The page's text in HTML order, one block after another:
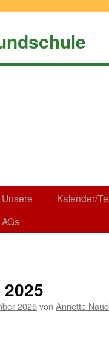
Unsere
AGs
Kalender/
2025von Annette